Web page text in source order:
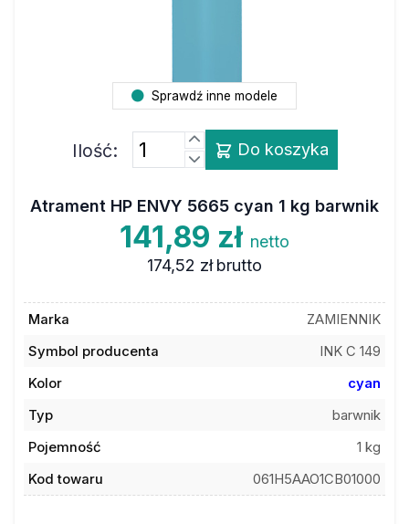
Sprawdź inne modele
Ilość: Do koszyka
Atrament HP ENVY 5665 cyan 1 kg barwnik
141,89 zł netto
174,52 zł brutto
Marka
ZAMIENNIK
Symbol producenta
INK C 149
Kolor
cyan
Typ
barwnik
Pojemność
1 kg
Kod towaru
061H5AAO1CB01000